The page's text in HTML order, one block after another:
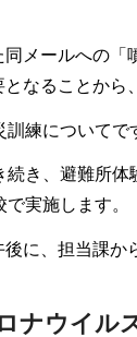
メールへの「
なることから
練についてで
き、避難所
実施します。
に、担当課か
ナウイル